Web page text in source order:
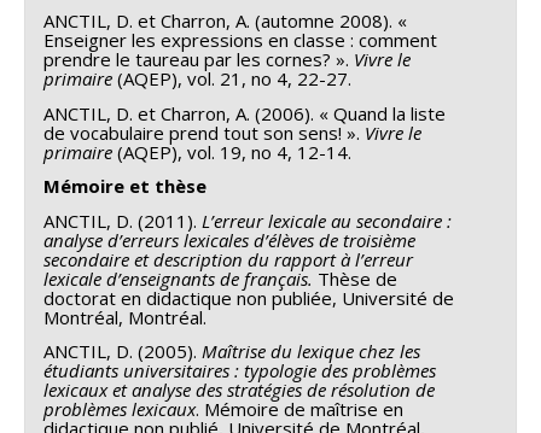
ANCTIL, D. et Charron, A. (automne 2008). «
Enseigner les expressions en classe : comment
prendre le taureau par les cornes? ». Vivre le
primaire (AQEP), vol. 21, no 4, 22-27.
ANCTIL, D. et Charron, A. (2006). « Quand la liste
de vocabulaire prend tout son sens! ». Vivre le
primaire (AQEP), vol. 19, no 4, 12-14.
Mémoire et thèse
ANCTIL, D. (2011). L’erreur lexicale au secondaire :
analyse d’erreurs lexicales d’élèves de troisième
secondaire et description du rapport à l’erreur
lexicale d’enseignants de français. Thèse de
doctorat en didactique non publiée, Université de
Montréal, Montréal.
ANCTIL, D. (2005). Maîtrise du lexique chez les
étudiants universitaires : typologie des problèmes
lexicaux et analyse des stratégies de résolution de
problèmes lexicaux. Mémoire de maîtrise en
didactique non publié, Université de Montréal,